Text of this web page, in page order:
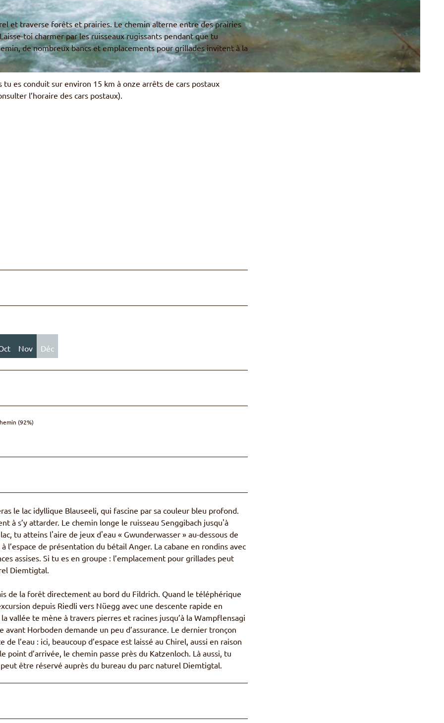
et traverse forêts et prairies. Le chemin alterne entre des prairies
toi charmer par les ruisseaux rugissants pendant que tu
de nombreux bancs et emplacements pour grillades invitent à la
es conduit sur environ 15 km à onze arrêts de cars postaux
l’horaire des cars postaux).
Nov Déc
(92%)
le lac idyllique Blauseeli, qui fascine par sa couleur bleu profond.
à s’y attarder. Le chemin longe le ruisseau Senggibach jusqu'à
tu atteins l'aire de jeux d'eau « Gwunderwasser » au-dessous de
de présentation du bétail Anger. La cabane en rondins avec
assises. Si tu es en groupe : l’emplacement pour grillades peut
Diemtigtal.
de la forêt directement au bord du Fildrich. Quand le téléphérique
depuis Riedli vers Nüegg avec une descente rapide en
te mène à travers pierres et racines jusqu’à la Wampflensagi
Horboden demande un peu d’assurance. Le dernier tronçon
l’eau : ici, beaucoup d’espace est laissé au Chirel, aussi en raison
point d’arrivée, le chemin passe près du Katzenloch. Là aussi, tu
être réservé auprès du bureau du parc naturel Diemtigtal.